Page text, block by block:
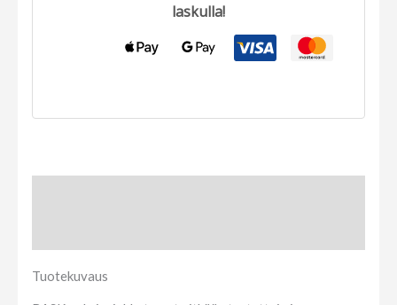
laskulla!
Tuotekuvaus